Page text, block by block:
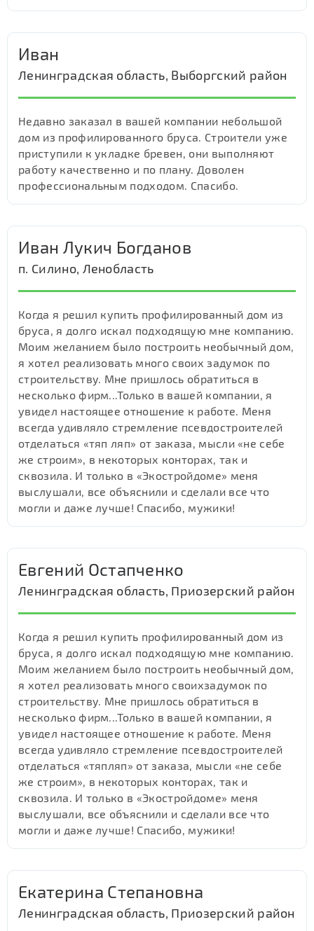
Иван
Ленинградская область, Выборгский район
Недавно заказал в вашей компании небольшой
дом из профилированного бруса. Строители уже
приступили к укладке бревен, они выполняют
работу качественно и по плану. Доволен
профессиональным подходом. Спасибо.
Иван Лукич Богданов
п. Силино, Ленобласть
Когда я решил купить профилированный дом из
бруса, я долго искал подходящую мне компанию.
Моим желанием было построить необычный дом,
я хотел реализовать много своих задумок по
строительству. Мне пришлось обратиться в
несколько фирм...Только в вашей компании, я
увидел настоящее отношение к работе. Меня
всегда удивляло стремление псевдостроителей
отделаться «тяп ляп» от заказа, мысли «не себе
же строим», в некоторых конторах, так и
сквозила. И только в «Экостройдоме» меня
выслушали, все объяснили и сделали все что
могли и даже лучше! Спасибо, мужики!
Евгений Остапченко
Ленинградская область, Приозерский район
Когда я решил купить профилированный дом из
бруса, я долго искал подходящую мне компанию.
Моим желанием было построить необычный дом,
я хотел реализовать много своихзадумок по
строительству. Мне пришлось обратиться в
несколько фирм...Только в вашей компании, я
увидел настоящее отношение к работе. Меня
всегда удивляло стремление псевдостроителей
отделаться «тяпляп» от заказа, мысли «не себе
же строим», в некоторых конторах, так и
сквозила. И только в «Экостройдоме» меня
выслушали, все объяснили и сделали все что
могли и даже лучше! Спасибо, мужики!
Екатерина Степановна
Ленинградская область, Приозерский район